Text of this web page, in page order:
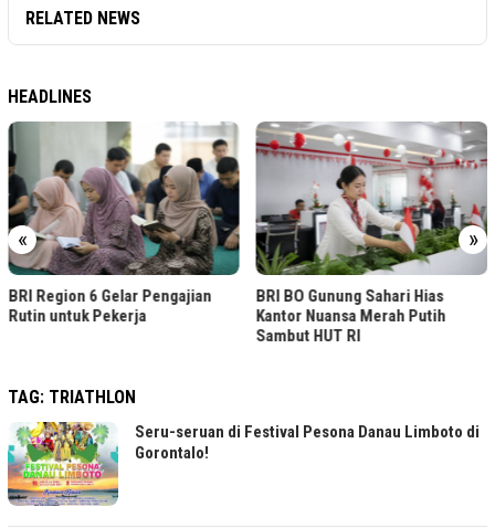
RELATED NEWS
HEADLINES
« »
BRI Region 6 Gelar Pengajian
Rutin untuk Pekerja
BRI BO Gunung Sahari Hias
Kantor Nuansa Merah Putih
Sambut HUT RI
TAG: TRIATHLON
Seru-seruan di Festival Pesona Danau Limboto di
Gorontalo!